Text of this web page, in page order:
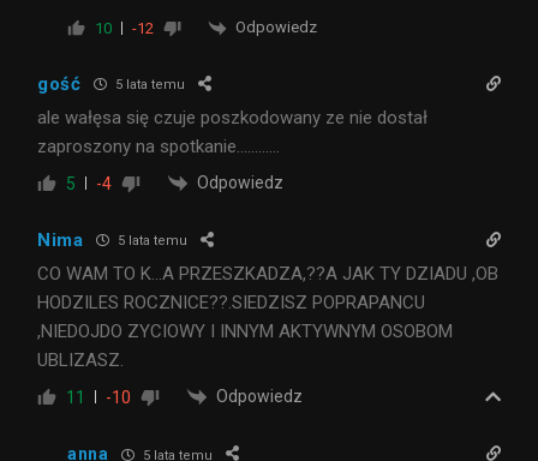
10 -12 Odpowiedz
gość 5 lata temu
ale wałęsa się czuje poszkodowany ze nie dostał
zaproszony na spotkanie…………
5 -4 Odpowiedz
Nima 5 lata temu
CO WAM TO K…A PRZESZKADZA,??A JAK TY DZIADU ,OB
HODZILES ROCZNICE??.SIEDZISZ POPRAPANCU
,NIEDOJDO ZYCIOWY I INNYM AKTYWNYM OSOBOM
UBLIZASZ.
11 -10 Odpowiedz
anna 5 lata temu